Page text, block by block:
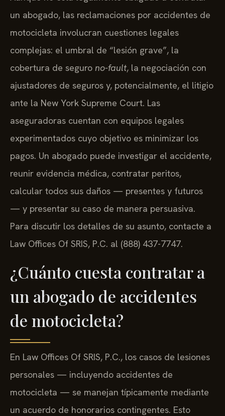
un abogado, las reclamaciones por accidentes de
motocicleta involucran cuestiones legales
complejas: el umbral de “lesión grave”, la
cobertura de seguro no-fault, la negociación con
ajustadores de seguros y, potencialmente, el litigio
ante la New York Supreme Court. Las
aseguradoras cuentan con equipos legales
experimentados cuyo objetivo es minimizar los
pagos. Un abogado puede investigar el accidente,
reunir evidencia médica, contratar peritos,
calcular todos sus daños — presentes y futuros
— y presentar su caso de manera persuasiva.
Para discutir los detalles de su asunto, contacte a
Law Offices Of SRIS, P.C. al (888) 437-7747.
¿Cuánto cuesta contratar a
un abogado de accidentes
de motocicleta?
En Law Offices Of SRIS, P.C., los casos de lesiones
personales — incluyendo accidentes de
motocicleta — se manejan típicamente mediante
un acuerdo de honorarios contingentes. Esto